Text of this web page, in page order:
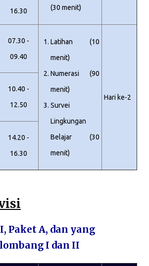
(30 menit)
16.30
07.30 -
09.40
Latihan (10
menit)
Numerasi (90
menit)
Survei
Lingkungan
Belajar (30
menit)
Hari ke-2
10.40 -
12.50
14.20 -
16.30
Paket A, dan yang
I dan II